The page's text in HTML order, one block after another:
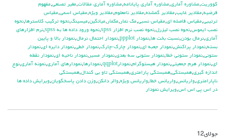
كووريت,مشاوره آماري,مشاوره آماري پايانامه,مشاوره آماري مقالات,مغير تصنعي,مفهوم
فرضيه,مقادير غايب,مقادير گمشده,مقادير نامعلوم,مقادير ويژه,مقياس اسمي,مقياس
ترتيبي,مقياس فاصله اي,مقياس نسبي,مك نمار ,مكمار ,ميانگين,ميسينگ,نحوه تركيب كلاسترها,نحوه
نصب ايموس,نحوه نصب ليزرل,نحوه نصب نرم افزار spss ,نحوه ورود داده ها به spss ,نرم افزارهاي
آماري,نرمال بودن,نسبت بخت ها,نمودار ppplot ,نمودار احتمال نرمال,نمودار بالا و پايين
بسته,نمودار پراكنش,نمودار جعبه اي,نمودار چارك-چارك,نمودار خطي,نمودار دايره اي,نمودار
ستوني,نمودار ستوني خطا,نمودار ستوني سه بعدي,نمودار مسير ,نمودار ناحيه اي,نمودار نقطه
اي,نمودار هرم جمعيتي,نمودار هيستوگرام,نمودارqqplot ,نمودارها,نمودارهاي آماري,نمونه آماري,نوع
اندازه گيري,همبستگي,همبستگي پارامتري,همبستگي تاو بي کندال,همبستگي
ناپارامتري,واريانس,واريانس خطا,واريانس ويژه,والر دانكن,وزن دادن پاسخگويان,ويرايش داده ها
در اس پي اس اس,ويرايش نمودار
جولای12